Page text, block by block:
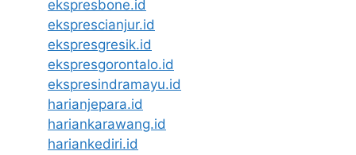
ekspresbone.id
eksprescianjur.id
ekspresgresik.id
ekspresgorontalo.id
ekspresindramayu.id
harianjepara.id
hariankarawang.id
hariankediri.id